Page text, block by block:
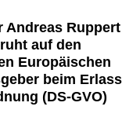
Andreas Ruppert
auf den
Europäischen
beim Erlass
(DS-GVO)